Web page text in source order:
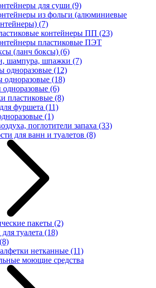
для суши (9)
из фольги (алюминиевые
(7)
контейнеры ПП (23)
пластиковые ПЭТ
(ланч боксы) (6)
шампура, шпажки (7)
одноразовые (12)
одноразовые (18)
одноразовые (6)
пластиковые (8)
фуршета (11)
(1)
поглотители запаха (33)
для ванн и туалетов (8)
пакеты (2)
туалета (18)
(8)
нетканные (11)
моющие средства